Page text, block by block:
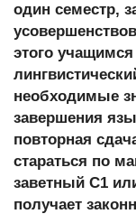
один семестр,
этого
необходимые
завершения
повторная
стараться по
заветный C1
получает